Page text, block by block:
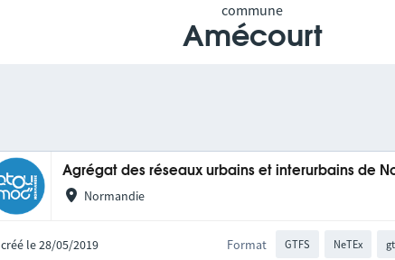
commune
Amécourt
Agrégat des réseaux urbains et interurbains de
Normandie
créé le 28/05/2019 Format GTFS NeTEx